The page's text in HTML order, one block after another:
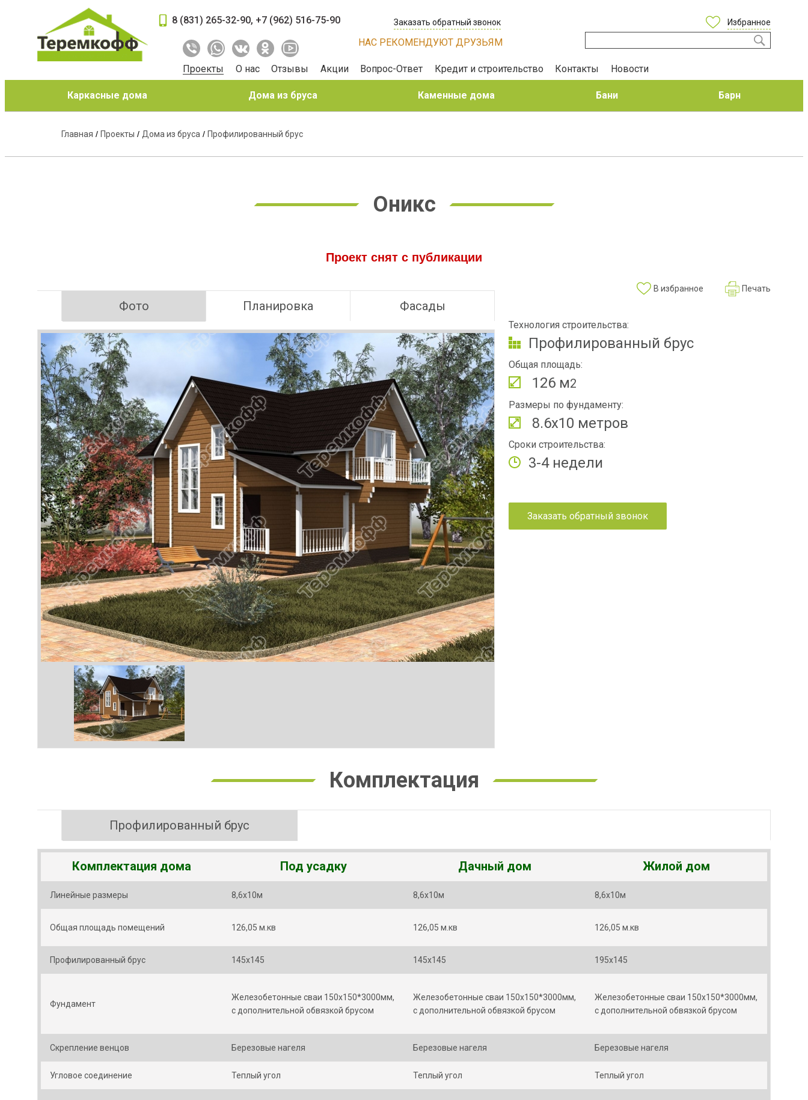
8 (831) 265-32-90, +7 (962) 516-75-90 Заказать обратный звонок Избранное
НАС РЕКОМЕНДУЮТ ДРУЗЬЯМ
Проекты О нас Отзывы Акции Вопрос-Ответ Кредит и строительство Контакты Новости
Каркасные дома Дома из бруса Каменные дома Бани Барн
Главная / Проекты / Дома из бруса / Профилированный брус
Оникс
Проект снят с публикации
Фото Планировка Фасады
В избранное Печать
Технология строительства:
Профилированный брус
Общая площадь:
126 м2
Размеры по фундаменту:
8.6х10 метров
Сроки строительства:
3-4 недели
Заказать обратный звонок
Комплектация
Профилированный брус
Комплектация дома Под усадку Дачный дом Жилой дом
Линейные размеры 8,6х10м 8,6х10м 8,6х10м
Общая площадь помещений 126,05 м.кв 126,05 м.кв 126,05 м.кв
Профилированный брус 145х145 145х145 195х145
Фундамент
Железобетонные сваи 150х150*3000мм,
с дополнительной обвязкой брусом
Железобетонные сваи 150х150*3000мм,
с дополнительной обвязкой брусом
Железобетонные сваи 150х150*3000мм,
с дополнительной обвязкой брусом
Скрепление венцов Березовые нагеля Березовые нагеля Березовые нагеля
Угловое соединение Теплый угол Теплый угол Теплый угол